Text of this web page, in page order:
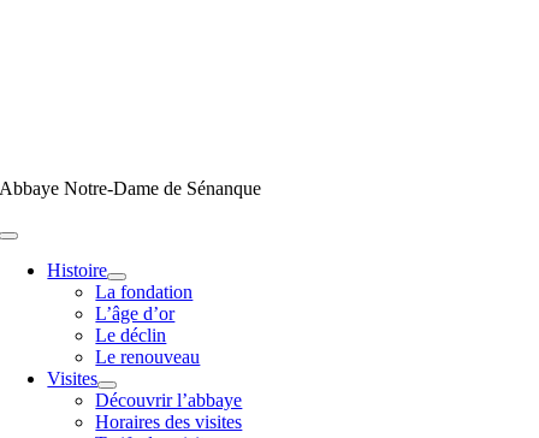
Abbaye Notre-Dame de Sénanque
Toggle
NavigationHistoire
La fondation
L’âge d’or
Le déclin
Le renouveau
Visites
Découvrir l’abbaye
Horaires des visites